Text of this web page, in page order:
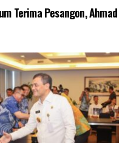
Terima Pesangon, Ahmad